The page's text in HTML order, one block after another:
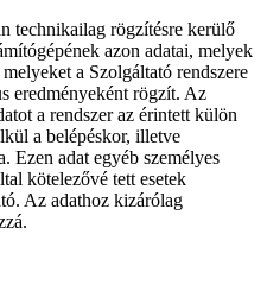
technikailag rögzítésre kerülő
azon adatai, melyek
a Szolgáltató rendszere
eredményeként rögzít. Az
a rendszer az érintett külön
a belépéskor, illetve
Ezen adat egyéb személyes
kötelezővé tett esetek
Az adathoz kizárólag